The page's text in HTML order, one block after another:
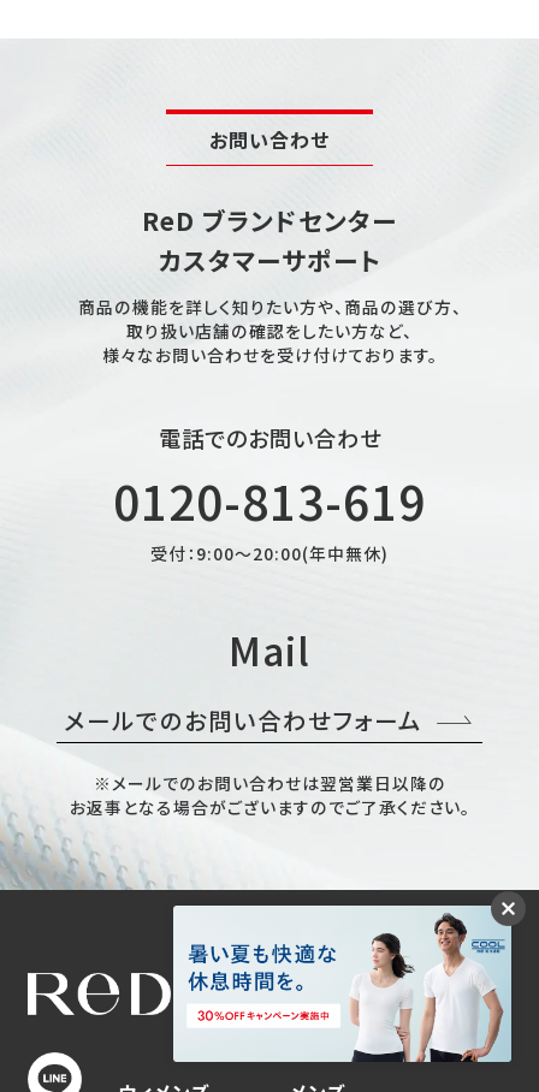
お問い合わせ
ReD ブランドセンター
カスタマーサポート
商品の機能を詳しく知りたい方や、商品の選び方、
取り扱い店舗の確認をしたい方など、
様々なお問い合わせを受け付けております。
電話でのお問い合わせ
0120-813-619
受付：9:00～20:00(年中無休)
Mail
メールでのお問い合わせフォーム
※メールでのお問い合わせは翌営業日以降の
お返事となる場合がございますのでご了承ください。
リカバリーウェアのReD（レッド）